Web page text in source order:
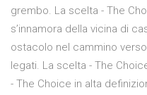
grembo. La scelta - The
s’innamora della vicina di
ostacolo nel cammino
legati. La scelta - The
- The Choice in alta